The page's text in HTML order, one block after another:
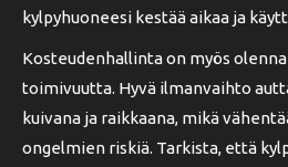
kylpyhuoneesi kestää aikaa ja
Kosteudenhallinta on myös
toimivuutta. Hyvä ilmanvaihto
kuivana ja raikkaana, mikä
ongelmien riskiä. Tarkista, että